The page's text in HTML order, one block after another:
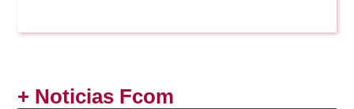
+ Noticias Fcom